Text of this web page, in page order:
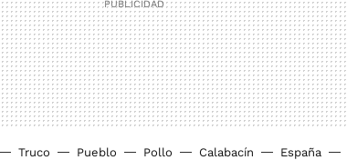
Truco Pueblo Pollo Calabacín España